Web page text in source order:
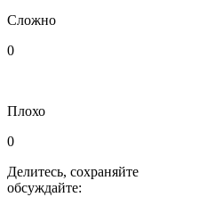
Сложно
0
Плохо
0
Делитесь, сохраняйте
обсуждайте: